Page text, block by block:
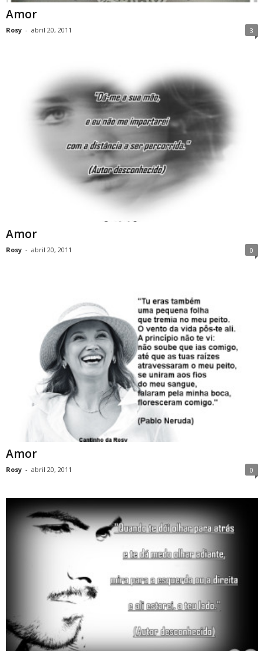
Amor
Rosy - abril 20, 2011 3
Amor
Rosy - abril 20, 2011 0
Amor
Rosy - abril 20, 2011 0